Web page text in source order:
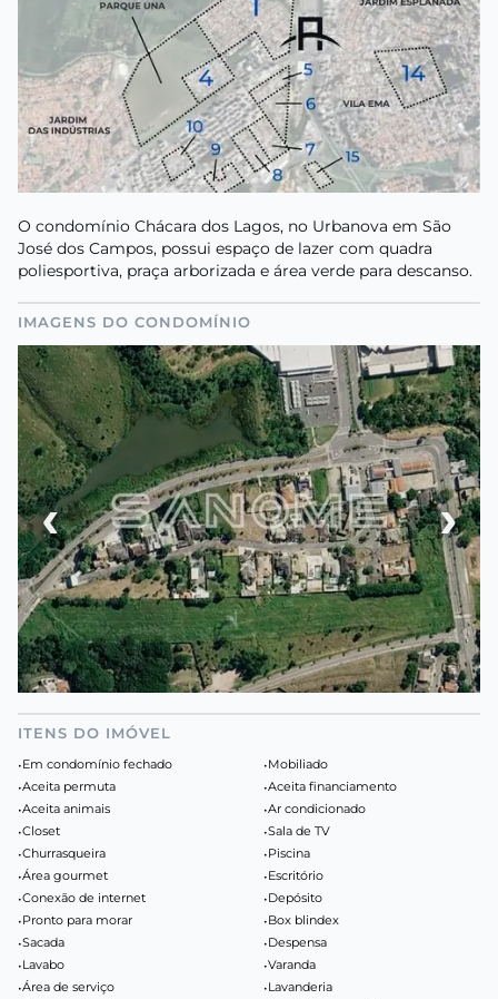
O condomínio Chácara dos Lagos, no Urbanova em São
José dos Campos, possui espaço de lazer com quadra
poliesportiva, praça arborizada e área verde para descanso.
IMAGENS DO CONDOMÍNIO
‹ ›
ITENS DO IMÓVEL
•Em condomínio fechado •Mobiliado
•Aceita permuta •Aceita financiamento
•Aceita animais •Ar condicionado
•Closet •Sala de TV
•Churrasqueira •Piscina
•Área gourmet •Escritório
•Conexão de internet •Depósito
•Pronto para morar •Box blindex
•Sacada •Despensa
•Lavabo •Varanda
•Área de serviço •Lavanderia